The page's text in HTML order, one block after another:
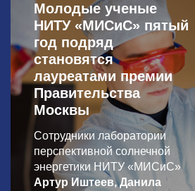
Молодые ученые
НИТУ «МИСиС» пятый
год подряд
становятся
лауреатами премии
Правительства
Москвы
Сотрудники лаборатории
перспективной солнечной
энергетики НИТУ «МИСиС»
Артур Иштеев, Данила